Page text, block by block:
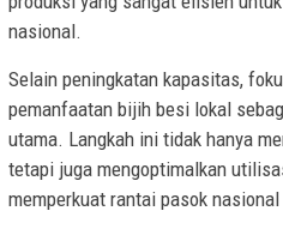
nasional.
Selain peningkatan kapasitas,
pemanfaatan bijih besi lokal
utama. Langkah ini tidak hanya
tetapi juga mengoptimalkan
memperkuat rantai pasok